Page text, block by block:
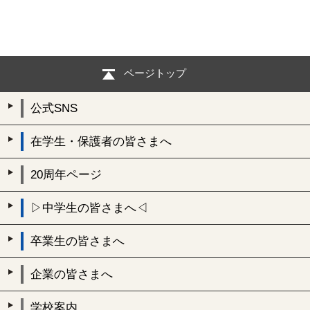
ページトップ
公式SNS
在学生・保護者の皆さまへ
20周年ページ
▷中学生の皆さまへ◁
卒業生の皆さまへ
企業の皆さまへ
学校案内